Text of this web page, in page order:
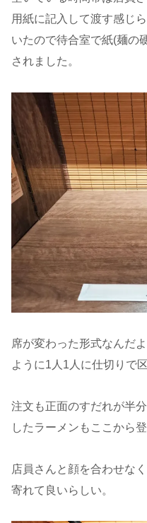
用紙に記入して渡す感じ
いたので待合室で紙(麺の
されました。
席が変わった形式なんだ
ように1人1人に仕切りで
注文も正面のすだれが半
したラーメンもここから登
店員さんと顔を合わせな
寄れて良いらしい。